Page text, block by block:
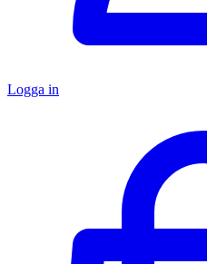
Logga in